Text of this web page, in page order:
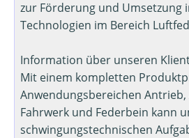
zur Förderung und Umsetzung
Technologien im Bereich
Information über unseren
Mit einem kompletten
Anwendungsbereichen Antrieb,
Fahrwerk und Federbein kann
schwingungstechnischen